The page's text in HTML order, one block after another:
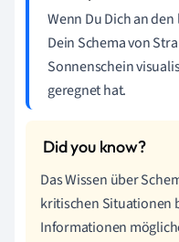
Wenn Du Dich an
Dein Schema von
Sonnenschein
geregnet hat.
Das Wissen über
kritischen Situationen
Informationen